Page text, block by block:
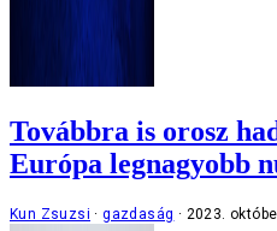
Továbbra is orosz
Európa legnagyobb
Kun Zsuzsi gazdaság 2023.